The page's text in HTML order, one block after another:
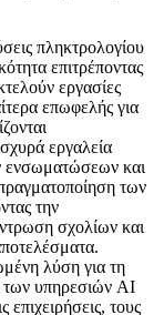
πληκτρολογίου
επιτρέποντας
εργασίες
επωφελής για
εργαλεία
ενσωματώσεων και
των
την
σχολίων και
λύση για τη
των υπηρεσιών AI
επιχειρήσεις, τους